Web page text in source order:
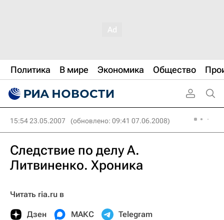
Политика В мире Экономика Общество
15:54 23.05.2007 (обновлено: 09:41 07.06.2008)
Следствие по делу А.
Литвиненко. Хроника
Читать ria.ru в
Дзен МАКС Telegram